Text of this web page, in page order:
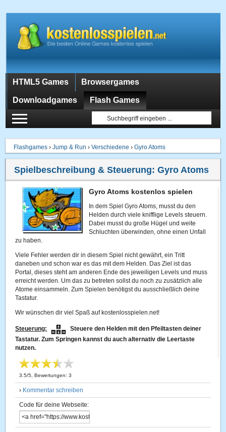
HTML5 Games Browsergames
Downloadgames Flash Games
Flashgames ›Jump & Run ›Verschiedene ›Gyro Atoms
Spielbeschreibung & Steuerung:Gyro Atoms
Gyro Atoms kostenlos spielen
In dem Spiel Gyro Atoms, musst du den
Helden durch viele knifflige Levels steuern.
Dabei musst du große Hügel und weite
Schluchten überwinden, ohne einen Unfall
zu haben.
Viele Fehler werden dir in diesem Spiel nicht gewährt, ein Tritt
daneben und schon war es das mit dem Helden. Das Ziel ist das
Portal, dieses steht am anderen Ende des jeweiligen Levels und muss
erreicht werden. Um das zu betreten sollst du noch zu zusätzlich alle
Atome einsammeln. Zum Spielen benötigst du ausschließlich deine
Tastatur.
Wir wünschen dir viel Spaß auf kostenlosspielen.net!
Steuerung:
Steuere den Helden mit den Pfeiltasten deiner
Tastatur. Zum Springen kannst du auch alternativ die Leertaste
nutzen.
3.5/5 , Bewertungen:3
› Kommentar schreiben
Code für deine Webseite: